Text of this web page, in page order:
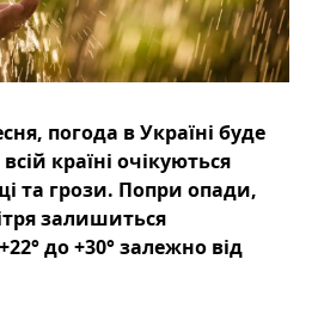
погода в Україні буде
країні очікуються
та грози. Попри опади,
залишиться
до +30° залежно від